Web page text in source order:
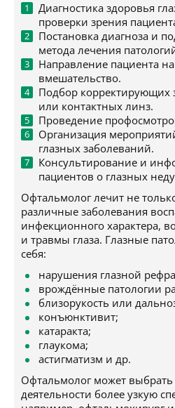
Диагностика здоровья
проверки зрения
Постановка диагноза и
метода лечения
Направление пациента
вмешательство.
Подбор корректирующих
или контактных линз.
Проведение
Организация
глазных заболеваний.
Консультирование и
пациентов о глазных
Офтальмолог лечит не
различные заболевания
инфекционного характера,
и травмы глаза. Глазные
себя:
нарушения глазной
врождённые патологии
близорукость или
конъюнктивит;
катаракта;
глаукома;
астигматизм и др.
Офтальмолог может выбрать
деятельности более узкую